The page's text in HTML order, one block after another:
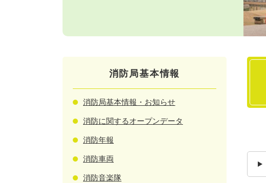
本
消防局基本情報
消防局基本情報・お知らせ
消防に関するオープンデータ
消防年報
消防車両
消防音楽隊